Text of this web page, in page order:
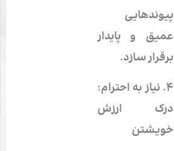
پیوندهایی
عمیق و پایدار
برقرار سازد.
۴. نیاز به احترام:
درک ارزش
خویشتن